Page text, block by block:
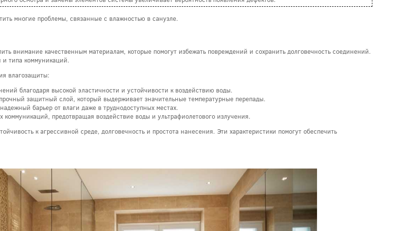
многие проблемы, связанные с влажностью в санузле.
внимание качественным материалам, которые помогут избежать повреждений и сохранить долговечность соединений.
и типа коммуникаций.
влагозащиты:
благодаря высокой эластичности и устойчивости к воздействию воды.
защитный слой, который выдерживает значительные температурные перепады.
барьер от влаги даже в труднодоступных местах.
предотвращая воздействие воды и ультрафиолетового излучения.
к агрессивной среде, долговечность и простота нанесения. Эти характеристики помогут обеспечить